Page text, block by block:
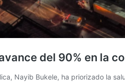
del 90% en la
Nayib Bukele, ha priorizado la